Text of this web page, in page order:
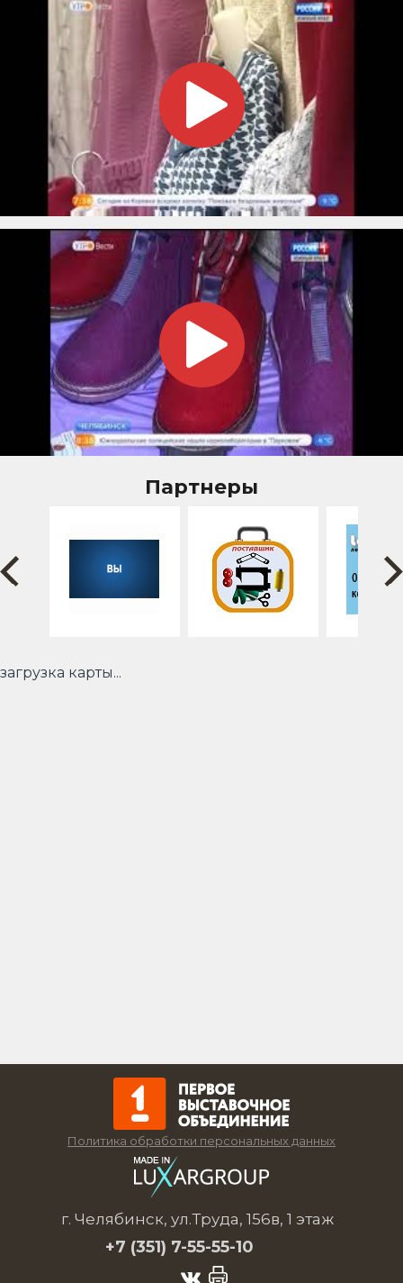
Партнеры
загрузка карты...
Политика обработки персональных данных
г. Челябинск, ул.Труда, 156в, 1 этаж
+7 (351) 7-55-55-10